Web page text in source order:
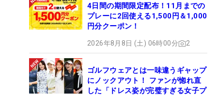
4日間の期間限定配布！11月までの
プレーに2回使える1,500円＆1,000
円分クーポン！
2026年8月8日 (土) 06時00分 2
ゴルフウェアとは一味違うギャップ
にノックアウト！ ファンが惚れ直
した「ドレス姿が完璧すぎる女子プ